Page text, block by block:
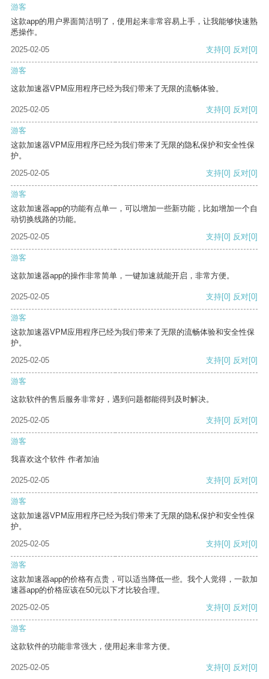
游客
这款app的用户界面简洁明了，使用起来非常容易上手，让我能够快速熟
悉操作。
2025-02-05
支持[0] 反对[0]
游客
这款加速器VPM应用程序已经为我们带来了无限的流畅体验。
2025-02-05 支持[0] 反对[0]
游客
这款加速器VPM应用程序已经为我们带来了无限的隐私保护和安全性保
护。
2025-02-05
支持[0] 反对[0]
游客
这款加速器app的功能有点单一，可以增加一些新功能，比如增加一个自
动切换线路的功能。
2025-02-05
支持[0] 反对[0]
游客
这款加速器app的操作非常简单，一键加速就能开启，非常方便。
2025-02-05 支持[0] 反对[0]
游客
这款加速器VPM应用程序已经为我们带来了无限的流畅体验和安全性保
护。
2025-02-05
支持[0] 反对[0]
游客
这款软件的售后服务非常好，遇到问题都能得到及时解决。
2025-02-05 支持[0] 反对[0]
游客
我喜欢这个软件 作者加油
2025-02-05 支持[0] 反对[0]
游客
这款加速器VPM应用程序已经为我们带来了无限的隐私保护和安全性保
护。
2025-02-05
支持[0] 反对[0]
游客
这款加速器app的价格有点贵，可以适当降低一些。我个人觉得，一款加
速器app的价格应该在50元以下才比较合理。
2025-02-05
支持[0] 反对[0]
游客
这款软件的功能非常强大，使用起来非常方便。
2025-02-05 支持[0] 反对[0]